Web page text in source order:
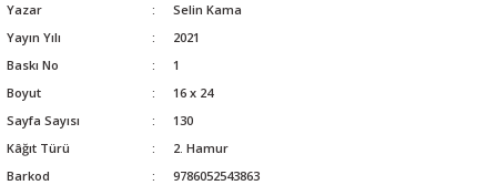
Yazar
Selin Kama
Yayın Yılı
2021
Baskı No
1
Boyut
16 x 24
Sayfa Sayısı
130
Kâğıt Türü
2. Hamur
Barkod
9786052543863